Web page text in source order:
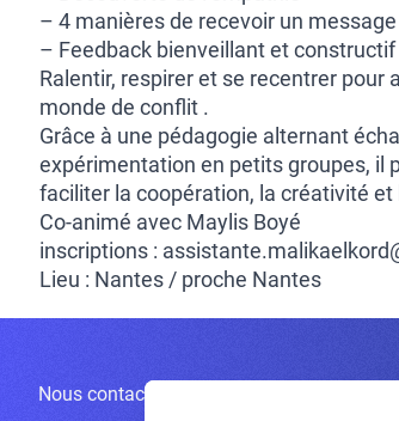
– 4 manières de recevoir un
– Feedback bienveillant et constructif
Ralentir, respirer et se recentrer pour
monde de conflit .
Grâce à une pédagogie alternant
expérimentation en petits groupes, il
faciliter la coopération, la créativité
Co-animé avec Maylis Boyé
inscriptions :
Lieu : Nantes / proche Nantes
Nous contacter